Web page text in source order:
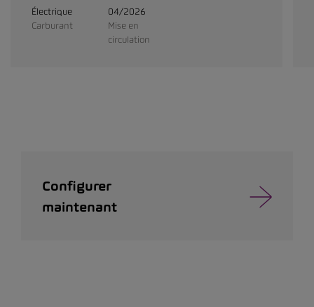
Électrique
Carburant
04/2026
Mise en
circulation
Configurer
maintenant